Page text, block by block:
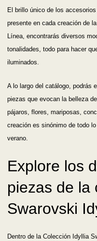
El brillo único de los
presente en cada creación de
Línea, encontrarás diversos
tonalidades, todo para hacer
iluminados.
A lo largo del catálogo, podrás
piezas que evocan la belleza
pájaros, flores, mariposas,
creación es sinónimo de todo
verano.
Explore los
piezas de la
Swarovski
Dentro de la Colección Idyllia